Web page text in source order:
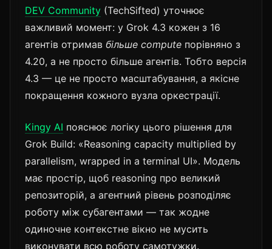
DEV Community (TechSifted) уточнює
важливий момент: у Grok 4.3 кожен з 16
агентів отримав більше compute порівняно з
4.20, а не просто більше агентів. Тобто версія
4.3 — це не просто масштабування, а якісне
покращення кожного вузла оркестрації.
Kingy AI пояснює логіку цього рішення для
Grok Build: «Reasoning capacity multiplied by
parallelism, wrapped in a terminal UI». Модель
має простір, щоб reasoning про великий
репозиторій, а агентний рівень розподіляє
роботу між субагентами — так жодне
одиночне контекстне вікно не мусить
виконувати всю роботу самотужки.